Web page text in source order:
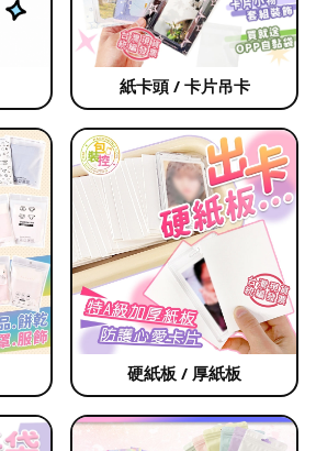
紙卡頭 / 卡片吊卡
硬紙板 / 厚紙板